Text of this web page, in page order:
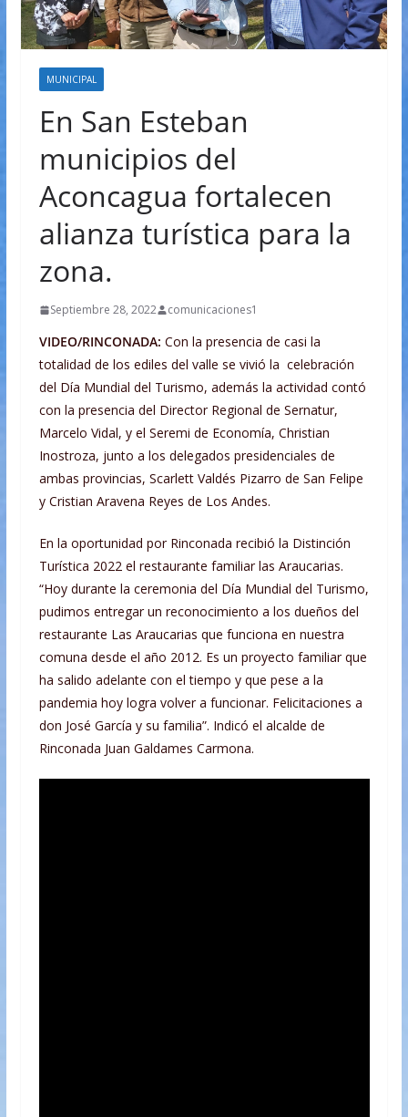
MUNICIPAL
En San Esteban
municipios del
Aconcagua fortalecen
alianza turística para la
zona.
Septiembre 28, 2022 comunicaciones1
VIDEO/RINCONADA: Con la presencia de casi la
totalidad de los ediles del valle se vivió la celebración
del Día Mundial del Turismo, además la actividad contó
con la presencia del Director Regional de Sernatur,
Marcelo Vidal, y el Seremi de Economía, Christian
Inostroza, junto a los delegados presidenciales de
ambas provincias, Scarlett Valdés Pizarro de San Felipe
y Cristian Aravena Reyes de Los Andes.
En la oportunidad por Rinconada recibió la Distinción
Turística 2022 el restaurante familiar las Araucarias.
“Hoy durante la ceremonia del Día Mundial del Turismo,
pudimos entregar un reconocimiento a los dueños del
restaurante Las Araucarias que funciona en nuestra
comuna desde el año 2012. Es un proyecto familiar que
ha salido adelante con el tiempo y que pese a la
pandemia hoy logra volver a funcionar. Felicitaciones a
don José García y su familia”. Indicó el alcalde de
Rinconada Juan Galdames Carmona.